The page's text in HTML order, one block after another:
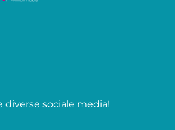
diverse sociale media!